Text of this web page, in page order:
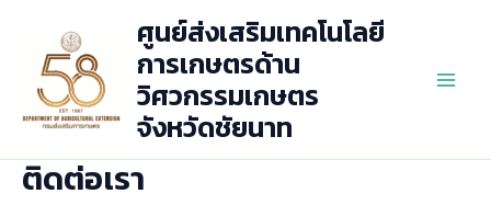
content
ศูนย์ส่งเสริมเทคโนโลยี
การเกษตรด้าน
วิศวกรรมเกษตร
จังหวัดชัยนาท
ติดต่อเรา